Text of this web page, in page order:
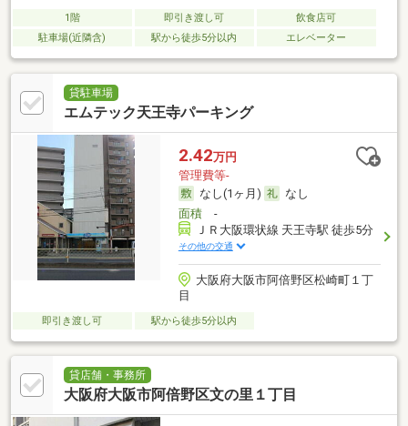
1階 即引き渡し可
飲食店可
駐車場(近隣含)
駅から徒歩5分以内 エレベーター
貸駐車場
エムテック天王寺パーキング
2.42万円
管理費等-
なし(1ヶ月)
なし
面積-
ＪＲ大阪環状線 天王寺駅 徒歩5分
その他の交通
大阪府大阪市阿倍野区松崎町１丁
目
即引き渡し可 駅から徒歩5分以内
貸店舗・事務所
大阪府大阪市阿倍野区文の里１丁目